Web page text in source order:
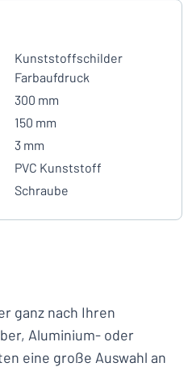
Kunststoffschilder
Farbaufdruck
300 mm
150 mm
3 mm
PVC Kunststoff
Schraube
ganz nach Ihren
Aluminium- oder
eine große Auswahl an